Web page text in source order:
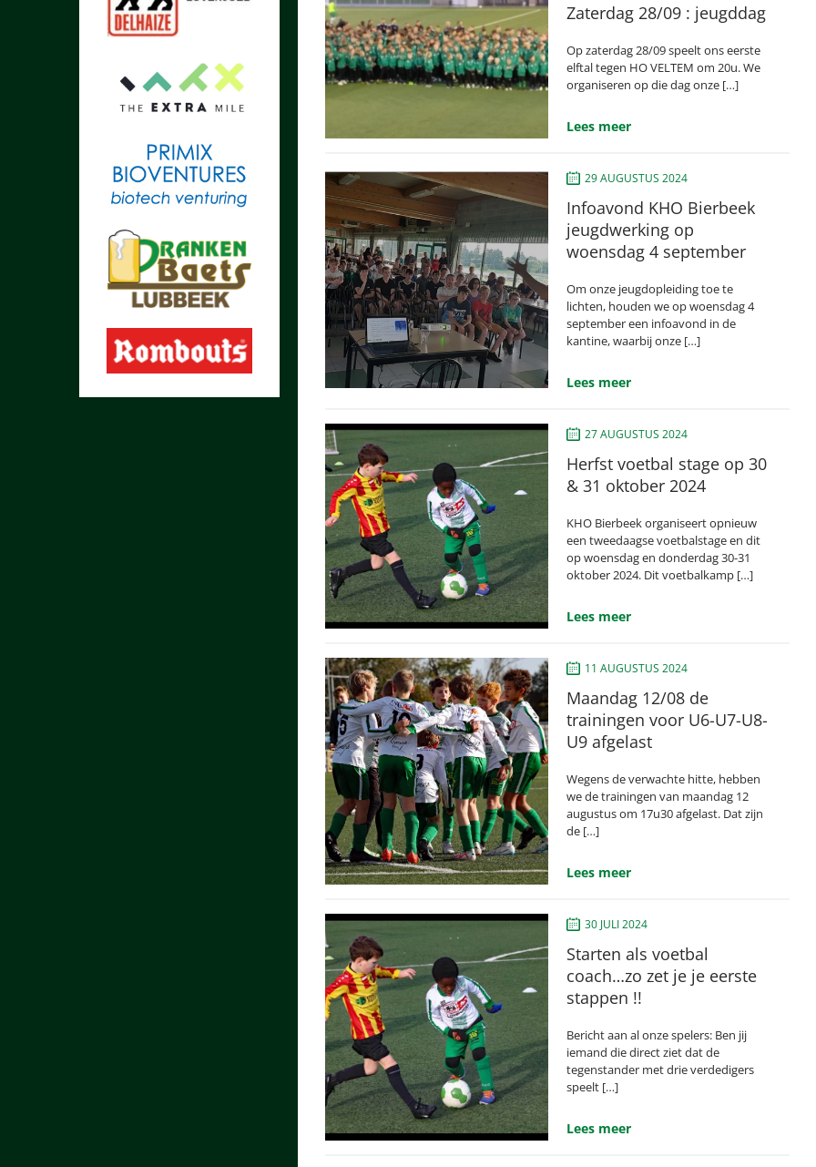
Zaterdag 28/09 : jeugddag
Op zaterdag 28/09 speelt ons eerste
elftal tegen HO VELTEM om 20u. We
organiseren op die dag onze […]
Lees meer
29 AUGUSTUS 2024
Infoavond KHO Bierbeek
jeugdwerking op
woensdag 4 september
Om onze jeugdopleiding toe te
lichten, houden we op woensdag 4
september een infoavond in de
kantine, waarbij onze […]
Lees meer
27 AUGUSTUS 2024
Herfst voetbal stage op 30
& 31 oktober 2024
KHO Bierbeek organiseert opnieuw
een tweedaagse voetbalstage en dit
op woensdag en donderdag 30-31
oktober 2024. Dit voetbalkamp […]
Lees meer
11 AUGUSTUS 2024
Maandag 12/08 de
trainingen voor U6-U7-U8-
U9 afgelast
Wegens de verwachte hitte, hebben
we de trainingen van maandag 12
augustus om 17u30 afgelast. Dat zijn
de […]
Lees meer
30 JULI 2024
Starten als voetbal
coach…zo zet je je eerste
stappen !!
Bericht aan al onze spelers: Ben jij
iemand die direct ziet dat de
tegenstander met drie verdedigers
speelt […]
Lees meer